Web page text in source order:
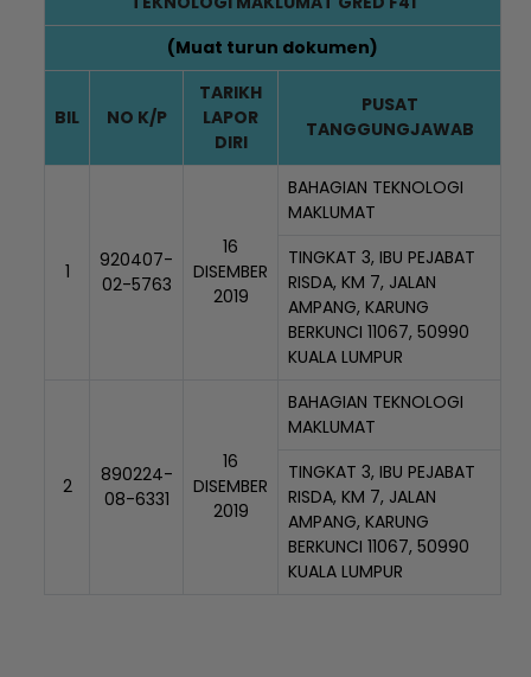
(Muat turun dokumen)
BIL NO K/P
TARIKH
LAPOR
DIRI
PUSAT
TANGGUNGJAWAB
1
920407-
02-5763
16
DISEMBER
2019
BAHAGIAN TEKNOLOGI
MAKLUMAT
TINGKAT 3, IBU PEJABAT
RISDA, KM 7, JALAN
AMPANG, KARUNG
BERKUNCI 11067, 50990
KUALA LUMPUR
2
890224-
08-6331
16
DISEMBER
2019
BAHAGIAN TEKNOLOGI
MAKLUMAT
TINGKAT 3, IBU PEJABAT
RISDA, KM 7, JALAN
AMPANG, KARUNG
BERKUNCI 11067, 50990
KUALA LUMPUR